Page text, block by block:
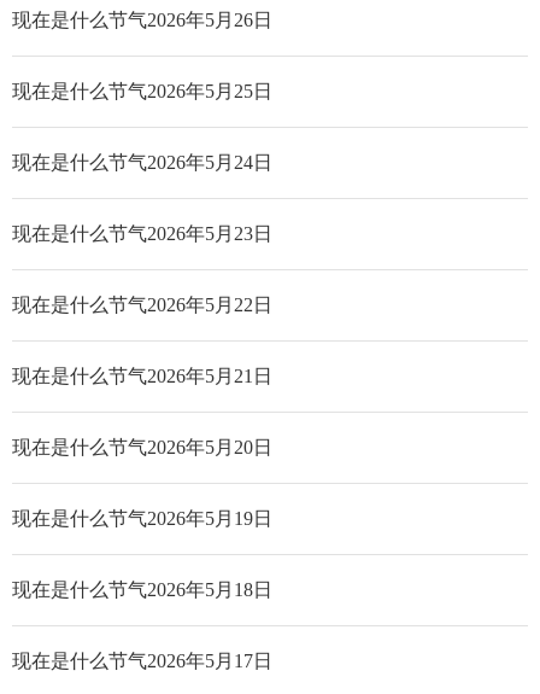
现在是什么节气2026年5月26日
现在是什么节气2026年5月25日
现在是什么节气2026年5月24日
现在是什么节气2026年5月23日
现在是什么节气2026年5月22日
现在是什么节气2026年5月21日
现在是什么节气2026年5月20日
现在是什么节气2026年5月19日
现在是什么节气2026年5月18日
现在是什么节气2026年5月17日